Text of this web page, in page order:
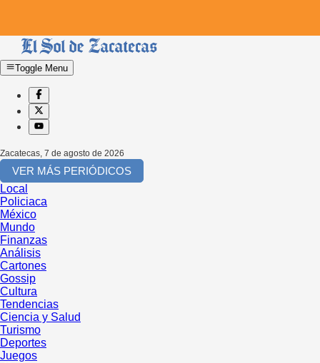
Toggle Menu
Zacatecas, 7 de agosto de 2026
VER MÁS PERIÓDICOS
Local
Policiaca
México
Mundo
Finanzas
Análisis
Cartones
Gossip
Cultura
Tendencias
Ciencia y Salud
Turismo
Deportes
Juegos